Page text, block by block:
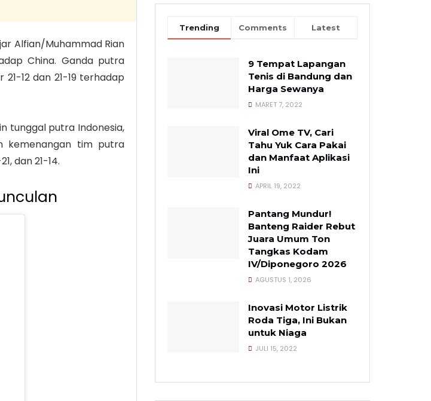
Alfian/Muhammad Rian
China. Ganda putra
12 dan 21-19 terhadap
tunggal putra Indonesia,
kemenangan tim putra
dan 21-14.
Trending Comments Latest
9 Tempat Lapangan
Tenis di Bandung dan
Harga Sewanya
MARET 7, 2022
Viral Ome TV, Cari
Tahu Yuk Cara Pakai
dan Manfaat Aplikasi
Ini
APRIL 19, 2022
Pantang Mundur!
Banteng Raider Rebut
Juara Umum Ton
Tangkas Kodam
IV/Diponegoro 2026
AGUSTUS 1, 2026
Inovasi Motor Listrik
Roda Tiga, Ini Bukan
untuk Niaga
JULI 15, 2022